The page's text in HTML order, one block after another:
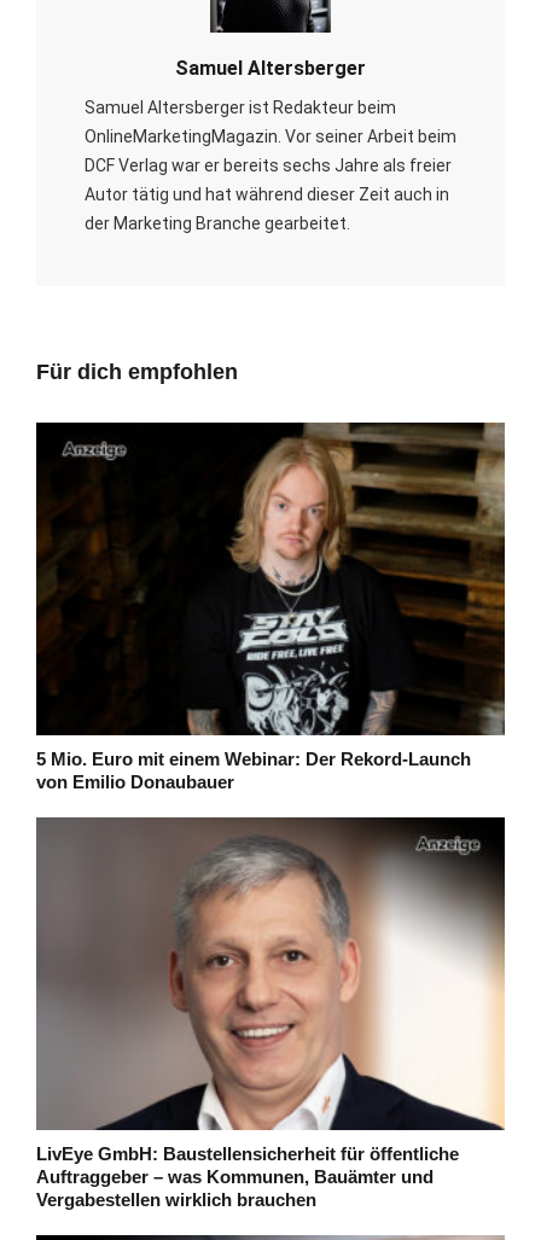
Samuel Altersberger
Samuel Altersberger ist Redakteur beim
OnlineMarketingMagazin. Vor seiner Arbeit beim
DCF Verlag war er bereits sechs Jahre als freier
Autor tätig und hat während dieser Zeit auch in
der Marketing Branche gearbeitet.
Für dich empfohlen
5 Mio. Euro mit einem Webinar: Der Rekord-Launch
von Emilio Donaubauer
LivEye GmbH: Baustellensicherheit für öffentliche
Auftraggeber – was Kommunen, Bauämter und
Vergabestellen wirklich brauchen